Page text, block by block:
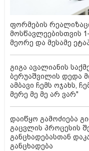
ფორმების
მოსწავლეებისთვის
მეორე და მესამე
გიგა ავალიანის
ბერუაშვილის დედა
ამბავი ჩემს ოჯახს,
მერე მე მე არ ვარ"
დაიწყო გამოძიება
გაცვლის პროცესის
განცხადებასთან
განცხადება